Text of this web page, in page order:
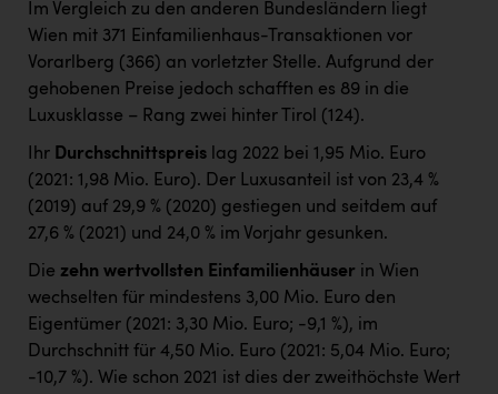
Im Vergleich zu den anderen Bundesländern liegt
Wien mit 371 Einfamilienhaus-Transaktionen vor
Vorarlberg (366) an vorletzter Stelle. Aufgrund der
gehobenen Preise jedoch schafften es 89 in die
Luxusklasse – Rang zwei hinter Tirol (124).
Ihr Durchschnittspreis lag 2022 bei 1,95 Mio. Euro
(2021: 1,98 Mio. Euro). Der Luxusanteil ist von 23,4 %
(2019) auf 29,9 % (2020) gestiegen und seitdem auf
27,6 % (2021) und 24,0 % im Vorjahr gesunken.
Die zehn wertvollsten Einfamilienhäuser in Wien
wechselten für mindestens 3,00 Mio. Euro den
Eigentümer (2021: 3,30 Mio. Euro; -9,1 %), im
Durchschnitt für 4,50 Mio. Euro (2021: 5,04 Mio. Euro;
-10,7 %). Wie schon 2021 ist dies der zweithöchste Wert